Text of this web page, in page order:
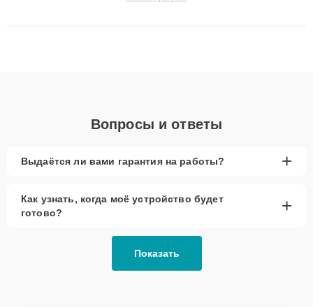
Вопросы и ответы
Выдаётся ли вами гарантия на работы? +
Как узнать, когда моё устройство будет
готово?
+
Показать